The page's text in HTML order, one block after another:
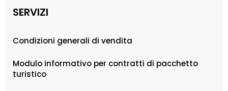
SERVIZI
Condizioni generali di vendita
Modulo informativo per contratti di pacchetto
turistico